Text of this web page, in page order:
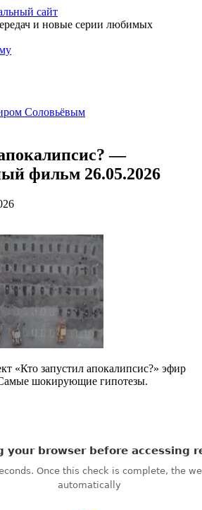
сайт
и новые серии любимых
Соловьёвым
—
фильм 26.05.2026
«Кто запустил апокалипсис?» эфир
шокирующие гипотезы.